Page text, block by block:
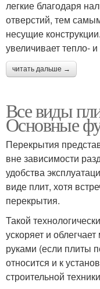
легкие благодаря
отверстий, тем
несущие
увеличивает тепло-
читать дальше →
Все виды
Основные
Перекрытия
вне зависимости
удобства
виде плит, хотя
перекрытия.
Такой
ускоряет и
руками (если плиты
относится и к
строительной